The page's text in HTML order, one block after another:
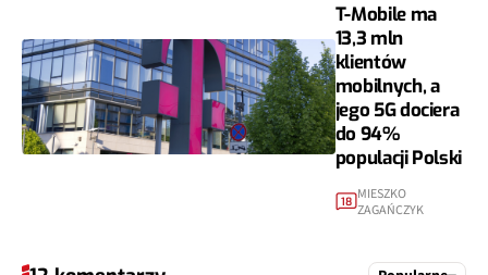
T-Mobile ma
13,3 mln
klientów
mobilnych, a
jego 5G dociera
do 94%
populacji Polski
18 MIESZKO
ZAGAŃCZYK